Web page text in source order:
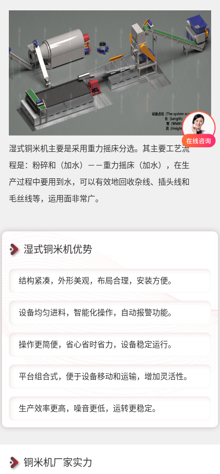
湿式铜米机主要是采用重力摇床分选。其主要工艺流
程是：粉碎和（加水）－－重力摇床（加水），在生
产过程中要用到水，可以有效地回收杂线、插头线和
毛丝线等，运用面非常广。
湿式铜米机优势
结构紧凑，外形美观，布局合理，安装方便。
设备均匀进料，智能化操作，自动报警功能。
操作更简便，省心省时省力，设备稳定运行。
平台组合式，便于设备移动和运输，增加灵活性。
生产效率更高，噪音更低，运转更稳定。
铜米机厂家实力